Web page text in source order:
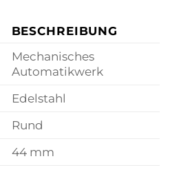
BESCHREIBUNG
Mechanisches
Automatikwerk
Edelstahl
Rund
44 mm